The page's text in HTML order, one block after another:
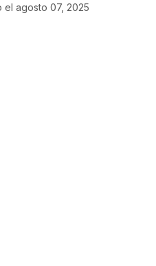
el agosto 07, 2025